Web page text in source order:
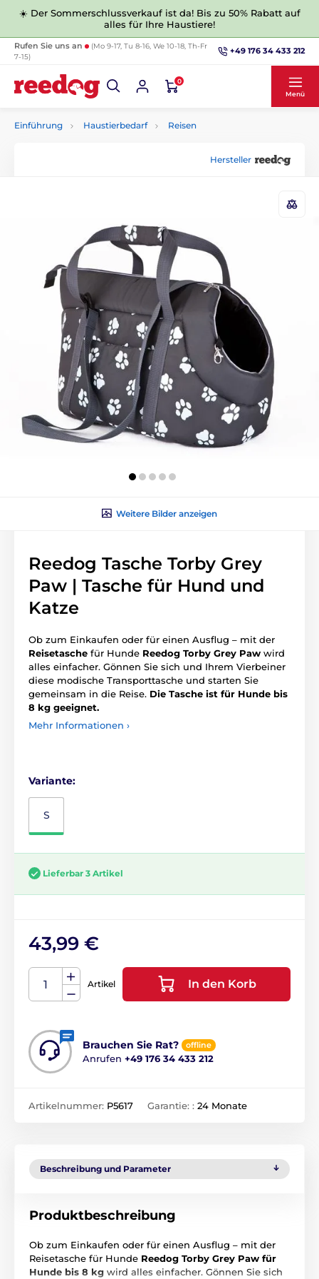
☀️ Der Sommerschlussverkauf ist da! Bis zu 50% Rabatt auf
alles für Ihre Haustiere!
Rufen Sie uns an
(Mo 9-17, Tu 8-16, We 10-18, Th-Fr
7-15)
+49 176 34 433 212
0
Menü
Einführung Haustierbedarf Reisen
Hersteller
Weitere Bilder anzeigen
Reedog Tasche Torby Grey
Paw | Tasche für Hund und
Katze
Ob zum Einkaufen oder für einen Ausflug – mit der
Reisetasche für Hunde Reedog Torby Grey Paw wird
alles einfacher. Gönnen Sie sich und Ihrem Vierbeiner
diese modische Transporttasche und starten Sie
gemeinsam in die Reise. Die Tasche ist für Hunde bis
8 kg geeignet.
Mehr Informationen ›
Variante:
S
Lieferbar 3 Artikel
43,99 €
Artikel In den Korb
Brauchen Sie Rat? offline
Anrufen +49 176 34 433 212
Artikelnummer: P5617 Garantie: : 24 Monate
Beschreibung und Parameter
Produktbeschreibung
Ob zum Einkaufen oder für einen Ausflug – mit der
Reisetasche für Hunde Reedog Torby Grey Paw für
Hunde bis 8 kg wird alles einfacher. Gönnen Sie sich